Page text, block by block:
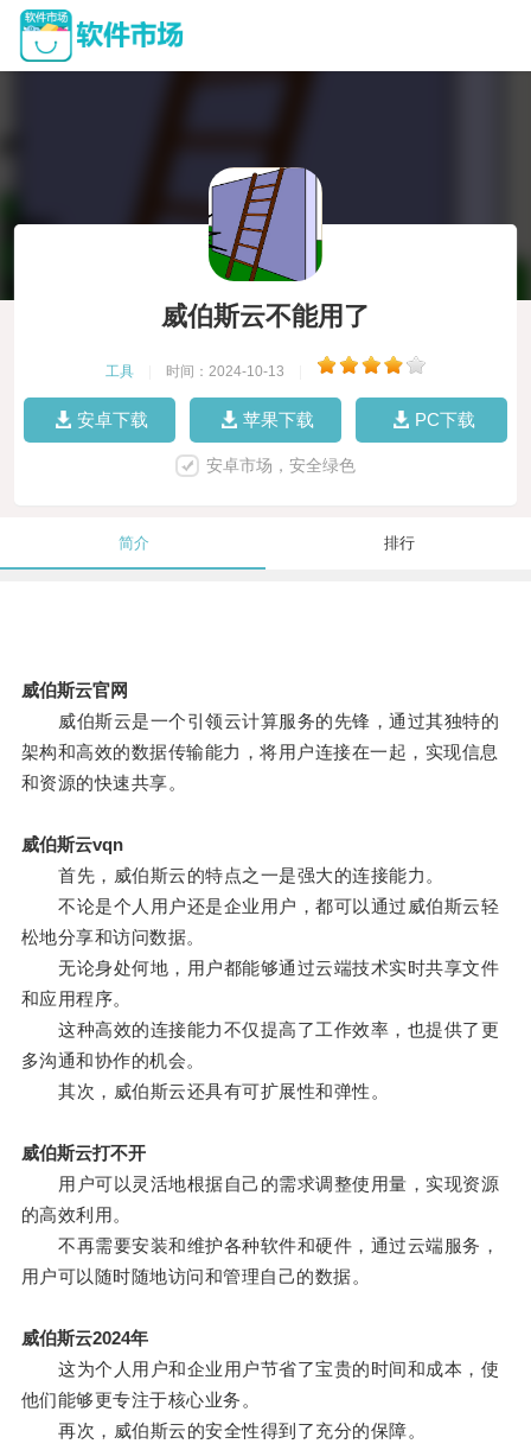
威伯斯云不能用了
工具 时间：2024-10-13
安卓下载 苹果下载 PC下载
安卓市场，安全绿色
简介 排行
威伯斯云官网
威伯斯云是一个引领云计算服务的先锋，通过其独特的
架构和高效的数据传输能力，将用户连接在一起，实现信息
和资源的快速共享。
威伯斯云vqn
首先，威伯斯云的特点之一是强大的连接能力。
不论是个人用户还是企业用户，都可以通过威伯斯云轻
松地分享和访问数据。
无论身处何地，用户都能够通过云端技术实时共享文件
和应用程序。
这种高效的连接能力不仅提高了工作效率，也提供了更
多沟通和协作的机会。
其次，威伯斯云还具有可扩展性和弹性。
威伯斯云打不开
用户可以灵活地根据自己的需求调整使用量，实现资源
的高效利用。
不再需要安装和维护各种软件和硬件，通过云端服务，
用户可以随时随地访问和管理自己的数据。
威伯斯云2024年
这为个人用户和企业用户节省了宝贵的时间和成本，使
他们能够更专注于核心业务。
再次，威伯斯云的安全性得到了充分的保障。